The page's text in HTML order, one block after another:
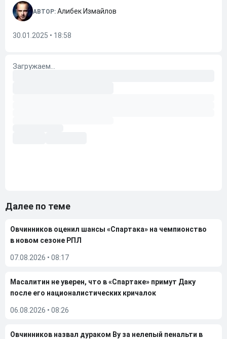
АВТОР: Алибек Измайлов
30.01.2025 • 18:58
Далее по теме
Овчинников оценил шансы «Спартака» на чемпионство
в новом сезоне РПЛ
07.08.2026 • 08:17
Масалитин не уверен, что в «Спартаке» примут Даку
после его националистических кричалок
06.08.2026 • 08:26
Овчинников назвал дураком Ву за нелепый пенальти в